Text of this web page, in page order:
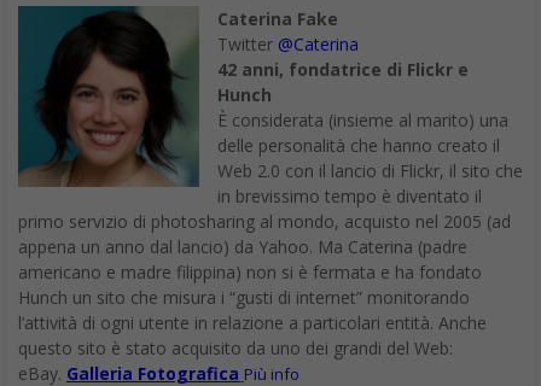
Caterina Fake
Twitter @Caterina
42 anni, fondatrice di Flickr e
Hunch
È considerata (insieme al marito) una
delle personalità che hanno creato il
Web 2.0 con il lancio di Flickr, il sito che
in brevissimo tempo è diventato il
primo servizio di photosharing al mondo, acquisto nel 2005 (ad
appena un anno dal lancio) da Yahoo. Ma Caterina (padre
americano e madre filippina) non si è fermata e ha fondato
Hunch un sito che misura i “gusti di internet” monitorando
l’attività di ogni utente in relazione a particolari entità. Anche
questo sito è stato acquisito da uno dei grandi del Web:
eBay. Galleria Fotografica Più info